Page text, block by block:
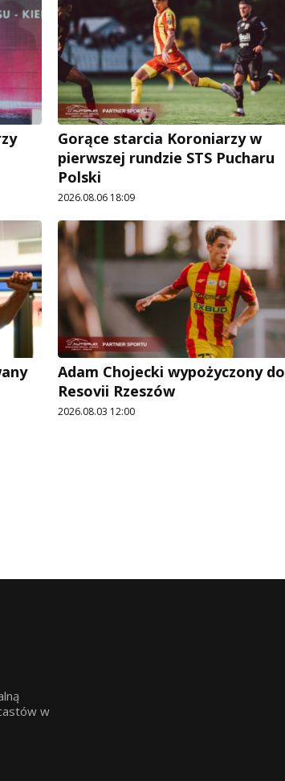
Gorące starcia Koroniarzy w
pierwszej rundzie STS Pucharu
Polski
2026.08.06 18:09
Adam Chojecki wypożyczony do
Resovii Rzeszów
2026.08.03 12:00
w